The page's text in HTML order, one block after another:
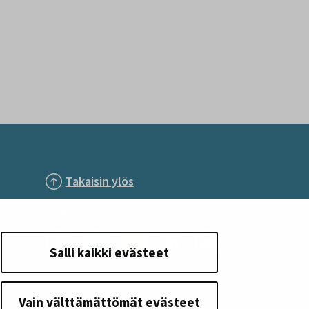
Salli kaikki evästeet
Vain välttämättömät evästeet
Takaisin ylös